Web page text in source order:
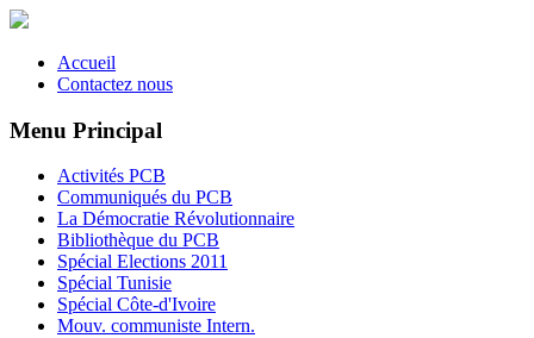
Accueil
Contactez nous
Menu Principal
Activités PCB
Communiqués du PCB
La Démocratie Révolutionnaire
Bibliothèque du PCB
Spécial Elections 2011
Spécial Tunisie
Spécial Côte-d'Ivoire
Mouv. communiste Intern.